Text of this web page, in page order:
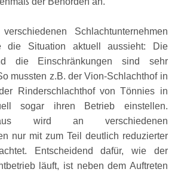
Schlachtunternehmen
die Situation aktuell aussieht: Die
die Einschränkungen sind sehr
mussten z.B. der Vion-Schlachthof in
Rinderschlachthof von Tönnies in
sogar ihren Betrieb einstellen.
wird an verschiedenen
nur mit zum Teil deutlich reduzierter
Entscheidend dafür, wie der
läuft, ist neben dem Auftreten